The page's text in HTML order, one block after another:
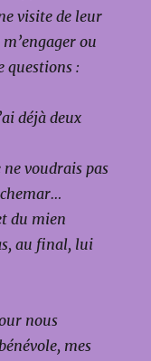
visite de leur
ou
questions :
déjà deux
voudrais pas
du mien
au final, lui
nous
mes